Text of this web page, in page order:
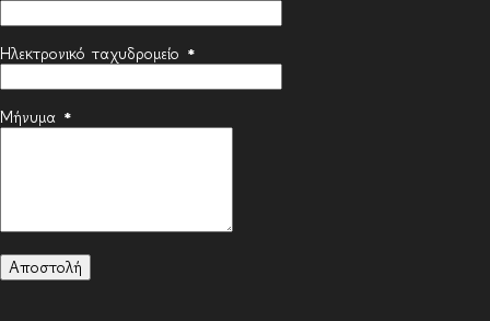
Ηλεκτρονικό ταχυδρομείο *
Μήνυμα *